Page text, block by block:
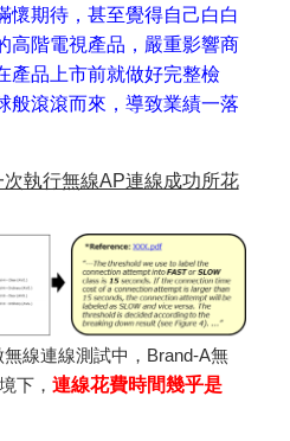
懷期待，甚至覺得自己白白
高階電視產品，嚴重影響商
產品上市前就做好完整檢
般滾滾而來，導致業績一落
執行無線AP連線成功所花
線連線測試中，Brand-A無
下，連線花費時間幾乎是